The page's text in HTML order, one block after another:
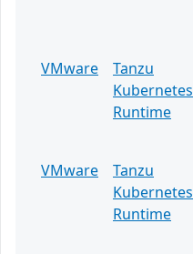
VMware
Tanzu
Kubernetes
Runtime
VMware
Tanzu
Kubernetes
Runtime